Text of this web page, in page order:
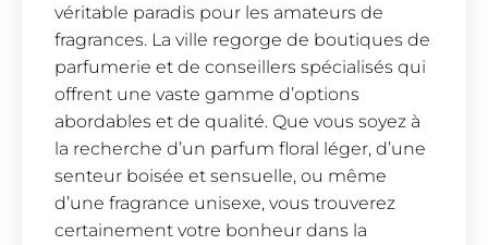
véritable paradis pour les amateurs de
fragrances. La ville regorge de boutiques de
parfumerie et de conseillers spécialisés qui
offrent une vaste gamme d’options
abordables et de qualité. Que vous soyez à
la recherche d’un parfum floral léger, d’une
senteur boisée et sensuelle, ou même
d’une fragrance unisexe, vous trouverez
certainement votre bonheur dans la